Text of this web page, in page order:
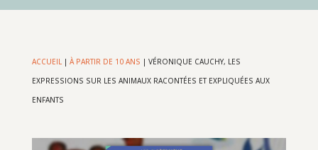
ACCUEIL| À PARTIR DE 10 ANS | VÉRONIQUE CAUCHY, LES
EXPRESSIONS SUR LES ANIMAUX RACONTÉES ET EXPLIQUÉES AUX
ENFANTS